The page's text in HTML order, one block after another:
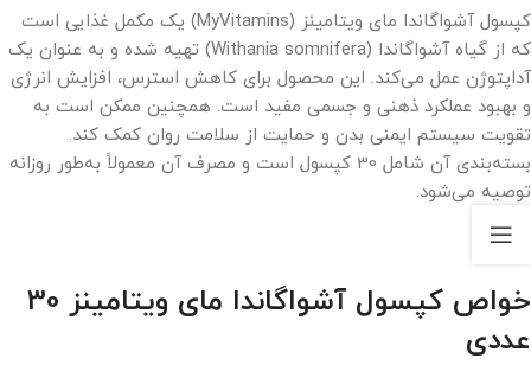
کپسول آشواگاندا مای ویتامینز (MyVitamins) یک مکمل غذایی است
که از گیاه آشواگاندا (Withania somnifera) تهیه شده و به عنوان یک
آداپتوژن عمل می‌کند. این محصول برای کاهش استرس، افزایش انرژی
و بهبود عملکرد ذهنی و جسمی مفید است. همچنین ممکن است به
تقویت سیستم ایمنی بدن و حمایت از سلامت روان کمک کند.
بسته‌بندی آن شامل 30 کپسول است و مصرف آن معمولاً به‌طور روزانه
توصیه می‌شود.
خواص کپسول آشواگاندا مای ویتامینز 30
عددی